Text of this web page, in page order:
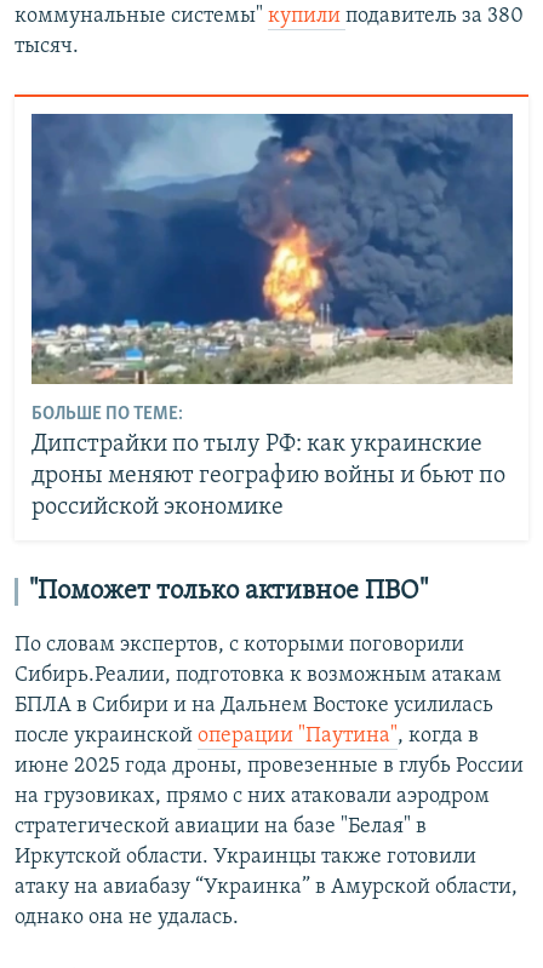
коммунальные системы" купили подавитель за 380
тысяч.
БОЛЬШЕ ПО ТЕМЕ:
Дипстрайки по тылу РФ: как украинские
дроны меняют географию войны и бьют по
российской экономике
"Поможет только активное ПВО"
По словам экспертов, с которыми поговорили
Сибирь.Реалии, подготовка к возможным атакам
БПЛА в Сибири и на Дальнем Востоке усилилась
после украинской операции "Паутина", когда в
июне 2025 года дроны, провезенные в глубь России
на грузовиках, прямо с них атаковали аэродром
стратегической авиации на базе "Белая" в
Иркутской области. Украинцы также готовили
атаку на авиабазу “Украинка” в Амурской области,
однако она не удалась.